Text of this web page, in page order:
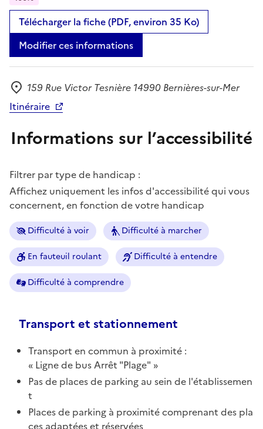
Télécharger la fiche (PDF, environ 35 Ko)
Modifier ces informations
Adresse
159 Rue Victor Tesnière 14990 Bernières-sur-Mer
Itinéraire
Informations sur l’accessibilité
Filtrer par type de handicap :
Affichez uniquement les infos d'accessibilité qui vous
concernent, en fonction de votre handicap
Difficulté à voir Difficulté à marcher
En fauteuil roulant Difficulté à entendre
Difficulté à comprendre
Transport et stationnement
Transport en commun à proximité :
Ligne de bus Arrêt "Plage"
Pas de places de parking au sein de l'établissemen
t
Places de parking à proximité comprenant des pla
ces adaptées et réservées